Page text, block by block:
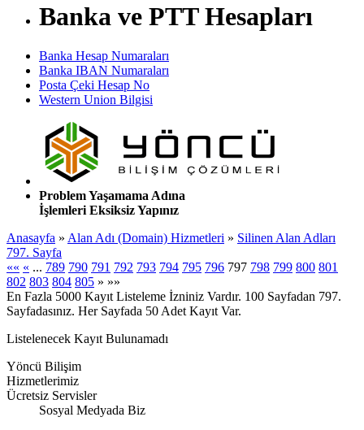
Banka ve PTT Hesapları
Banka Hesap Numaraları
Banka IBAN Numaraları
Posta Çeki Hesap No
Western Union Bilgisi
Problem Yaşamama Adına
İşlemleri Eksiksiz Yapınız
Anasayfa » Alan Adı (Domain) Hizmetleri » Silinen Alan Adları
797. Sayfa
«« « ... 789 790 791 792 793 794 795 796 797 798 799 800 801
802 803 804 805 » »»
En Fazla 5000 Kayıt Listeleme İzniniz Vardır. 100 Sayfadan 797.
Sayfadasınız. Her Sayfada 50 Adet Kayıt Var.
Listelenecek Kayıt Bulunamadı
Yöncü Bilişim
Hizmetlerimiz
Ücretsiz Servisler
Sosyal Medyada Biz